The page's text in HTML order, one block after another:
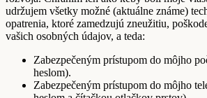
udržujem všetky možné (aktuálne známe)
opatrenia, ktoré zamedzujú zneužitiu,
vašich osobných údajov, a teda:
Zabezpečeným prístupom do môjho
heslom).
Zabezpečeným prístupom do môjho